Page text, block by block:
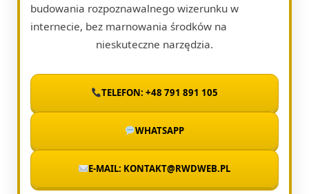
budowania rozpoznawalnego wizerunku w
internecie, bez marnowania środków na
nieskuteczne narzędzia.
TELEFON: +48 791 891 105
WHATSAPP
E-MAIL: KONTAKT@RWDWEB.PL